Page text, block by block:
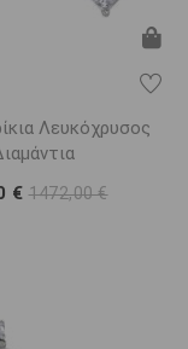
Λευκόχρυσος
€ 1472,00 €